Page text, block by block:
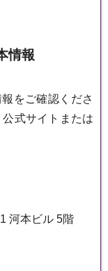
情報
をご確認くださ
式サイトまたは
河本ビル 5階